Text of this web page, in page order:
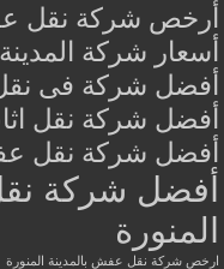
أرخص شركة نقل
أسعار شركة
أفضل شركة فى نقل
أفضل شركة نقل
أفضل شركة نقل
أفضل شركة
المنورة
ارخص شركة نقل عفش بالمدينة المنورة